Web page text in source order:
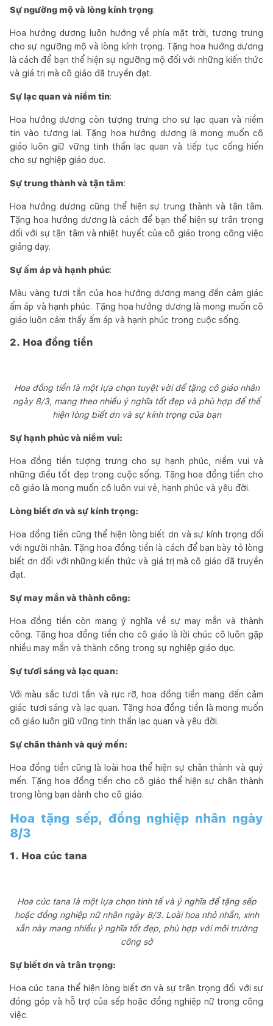
Sự ngưỡng mộ và lòng kính trọng:
Hoa hướng dương luôn hướng về phía mặt trời, tượng trưng
cho sự ngưỡng mộ và lòng kính trọng. Tặng hoa hướng dương
là cách để bạn thể hiện sự ngưỡng mộ đối với những kiến thức
và giá trị mà cô giáo đã truyền đạt.
Sự lạc quan và niềm tin:
Hoa hướng dương còn tượng trưng cho sự lạc quan và niềm
tin vào tương lai. Tặng hoa hướng dương là mong muốn cô
giáo luôn giữ vững tinh thần lạc quan và tiếp tục cống hiến
cho sự nghiệp giáo dục.
Sự trung thành và tận tâm:
Hoa hướng dương cũng thể hiện sự trung thành và tận tâm.
Tặng hoa hướng dương là cách để bạn thể hiện sự trân trọng
đối với sự tận tâm và nhiệt huyết của cô giáo trong công việc
giảng dạy.
Sự ấm áp và hạnh phúc:
Màu vàng tươi tắn của hoa hướng dương mang đến cảm giác
ấm áp và hạnh phúc. Tặng hoa hướng dương là mong muốn cô
giáo luôn cảm thấy ấm áp và hạnh phúc trong cuộc sống.
2. Hoa đồng tiền
Hoa đồng tiền là một lựa chọn tuyệt vời để tặng cô giáo nhân
ngày 8/3, mang theo nhiều ý nghĩa tốt đẹp và phù hợp để thể
hiện lòng biết ơn và sự kính trọng của bạn
Sự hạnh phúc và niềm vui:
Hoa đồng tiền tượng trưng cho sự hạnh phúc, niềm vui và
những điều tốt đẹp trong cuộc sống. Tặng hoa đồng tiền cho
cô giáo là mong muốn cô luôn vui vẻ, hạnh phúc và yêu đời.
Lòng biết ơn và sự kính trọng:
Hoa đồng tiền cũng thể hiện lòng biết ơn và sự kính trọng đối
với người nhận. Tặng hoa đồng tiền là cách để bạn bày tỏ lòng
biết ơn đối với những kiến thức và giá trị mà cô giáo đã truyền
đạt.
Sự may mắn và thành công:
Hoa đồng tiền còn mang ý nghĩa về sự may mắn và thành
công. Tặng hoa đồng tiền cho cô giáo là lời chúc cô luôn gặp
nhiều may mắn và thành công trong sự nghiệp giáo dục.
Sự tươi sáng và lạc quan:
Với màu sắc tươi tắn và rực rỡ, hoa đồng tiền mang đến cảm
giác tươi sáng và lạc quan. Tặng hoa đồng tiền là mong muốn
cô giáo luôn giữ vững tinh thần lạc quan và yêu đời.
Sự chân thành và quý mến:
Hoa đồng tiền cũng là loài hoa thể hiện sự chân thành và quý
mến. Tặng hoa đồng tiền cho cô giáo thể hiện sự chân thành
trong lòng bạn dành cho cô giáo.
Hoa tặng sếp, đồng nghiệp nhân ngày
8/3
1. Hoa cúc tana
Hoa cúc tana là một lựa chọn tinh tế và ý nghĩa để tặng sếp
hoặc đồng nghiệp nữ nhân ngày 8/3. Loài hoa nhỏ nhắn, xinh
xắn này mang nhiều ý nghĩa tốt đẹp, phù hợp với môi trường
công sở
Sự biết ơn và trân trọng:
Hoa cúc tana thể hiện lòng biết ơn và sự trân trọng đối với sự
đóng góp và hỗ trợ của sếp hoặc đồng nghiệp nữ trong công
việc.